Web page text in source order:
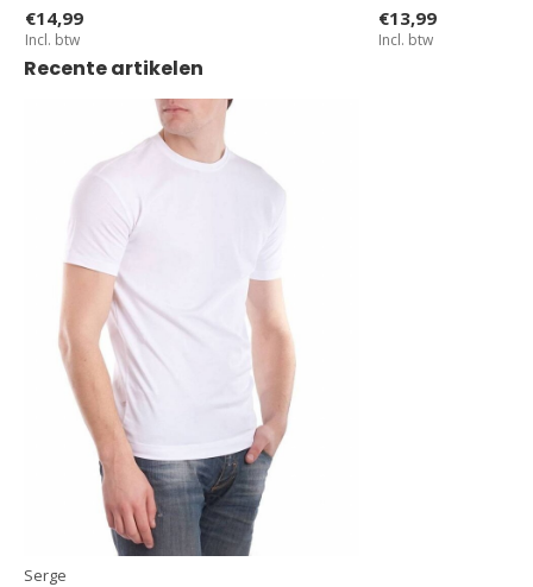
€14,99
Incl. btw
€13,99
Incl. btw
Recente artikelen
Serge